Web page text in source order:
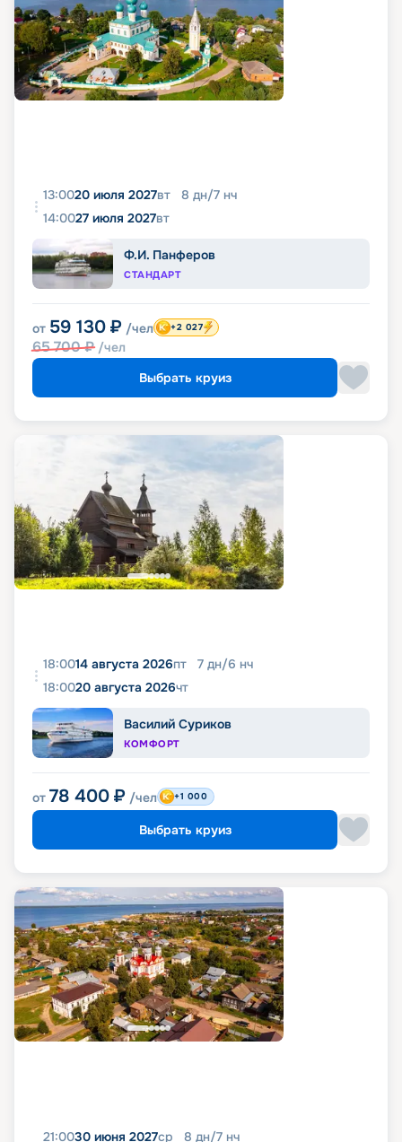
13:0020 июля 2027вт 8 дн/7 нч
14:0027 июля 2027вт
Ф.И. Панферов
СТАНДАРТ
от 59 130 ₽ /чел
65 700₽ /чел
+2 027
Выбрать круиз
18:0014 августа 2026пт 7 дн/6 нч
18:0020 августа 2026чт
Василий Суриков
КОМФОРТ
от 78 400 ₽ /чел +1 000
Выбрать круиз
21:0030 июня 2027ср 8 дн/7 нч